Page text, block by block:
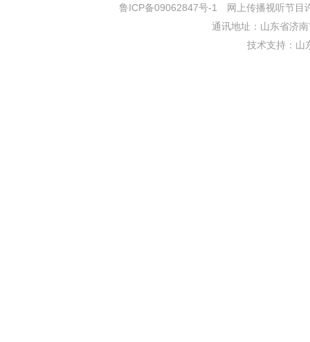
鲁ICP备09062847号-1
网上传播视听节目
通讯地址：山东省济
技术支持： 山